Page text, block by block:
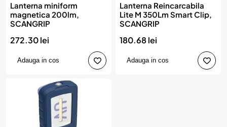
Lanterna miniform
magnetica 200lm,
SCANGRIP
272.30 lei
Adauga in cos
Lanterna Reincarcabila
Lite M 350Lm Smart Clip,
SCANGRIP
180.68 lei
Adauga in cos